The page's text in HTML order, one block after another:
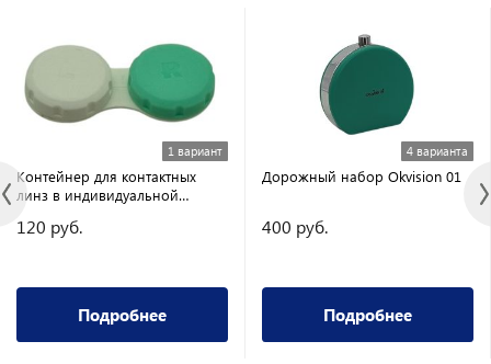
1 вариант
Контейнер для контактных
линз в индивидуальной
120 руб.
Подробнее
4 варианта
Дорожный набор Okvision 01
400 руб.
Подробнее